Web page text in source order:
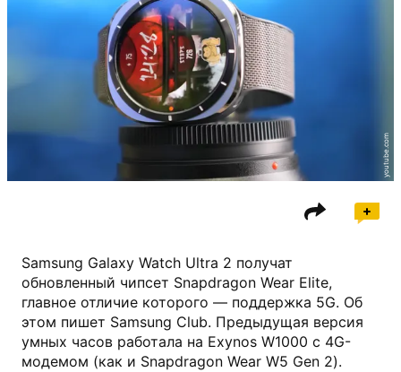
youtube.com
Samsung Galaxy Watch Ultra 2 получат
обновленный чипсет Snapdragon Wear Elite,
главное отличие которого — поддержка 5G. Об
этом пишет Samsung Club. Предыдущая версия
умных часов работала на Exynos W1000 с 4G-
модемом (как и Snapdragon Wear W5 Gen 2).